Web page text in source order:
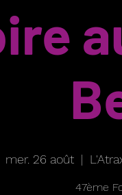
mer. 26 août
  |
47ème